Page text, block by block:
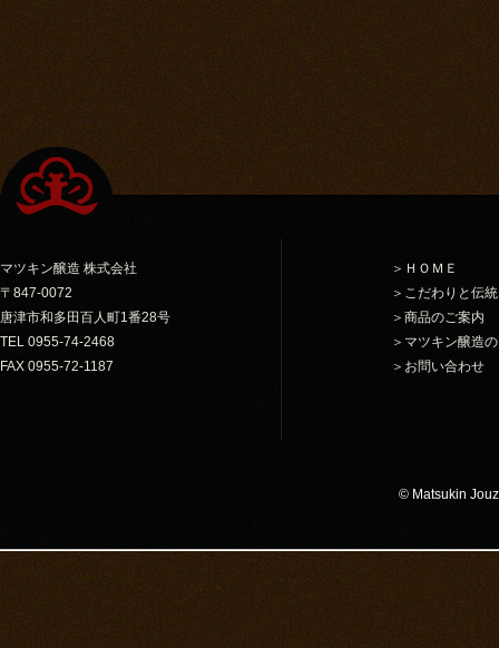
マツキン醸造 株式会社
〒847-0072
唐津市和多田百人町1番28号
TEL 0955-74-2468
FAX 0955-72-1187
＞ＨＯＭＥ
＞こだわりと伝統
＞商品のご案内
＞マツキン醸造
＞お問い合わせ
© Matsukin